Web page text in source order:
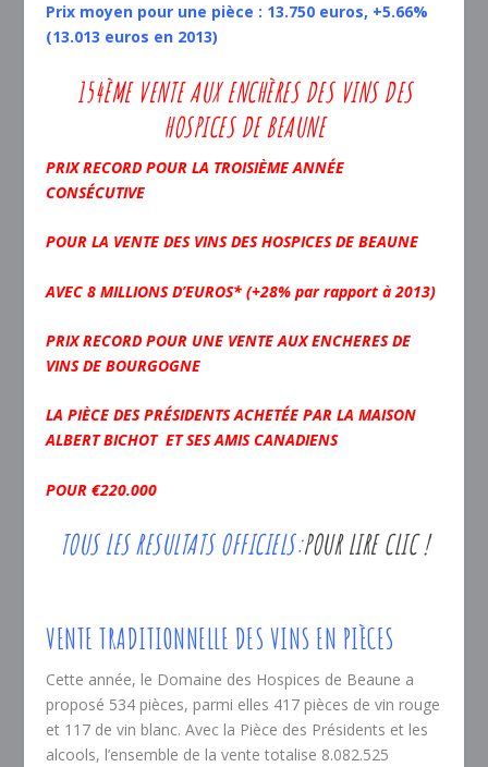
Prix moyen pour une pièce : 13.750 euros, +5.66%
(13.013 euros en 2013)
154ÈME VENTE AUX ENCHÈRES DES VINS DES
HOSPICES DE BEAUNE
PRIX RECORD POUR LA TROISIÈME ANNÉE
CONSÉCUTIVE
POUR LA VENTE DES VINS DES HOSPICES DE BEAUNE
AVEC 8 MILLIONS D’EUROS* (+28% par rapport à 2013)
PRIX RECORD POUR UNE VENTE AUX ENCHERES DE
VINS DE BOURGOGNE
LA PIÈCE DES PRÉSIDENTS ACHETÉE PAR LA MAISON
ALBERT BICHOT ET SES AMIS CANADIENS
POUR €220.000
TOUS LES RESULTATS OFFICIELS:POUR LIRE CLIC !
VENTE TRADITIONNELLE DES VINS EN PIÈCES
Cette année, le Domaine des Hospices de Beaune a
proposé 534 pièces, parmi elles 417 pièces de vin rouge
et 117 de vin blanc. Avec la Pièce des Présidents et les
alcools, l’ensemble de la vente totalise 8.082.525